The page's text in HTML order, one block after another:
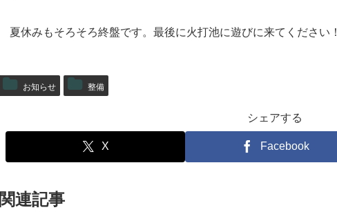
夏休みもそろそろ終盤です。最後に火打池に遊びに来てください！
お知らせ 整備
シェアする
X Facebook
関連記事